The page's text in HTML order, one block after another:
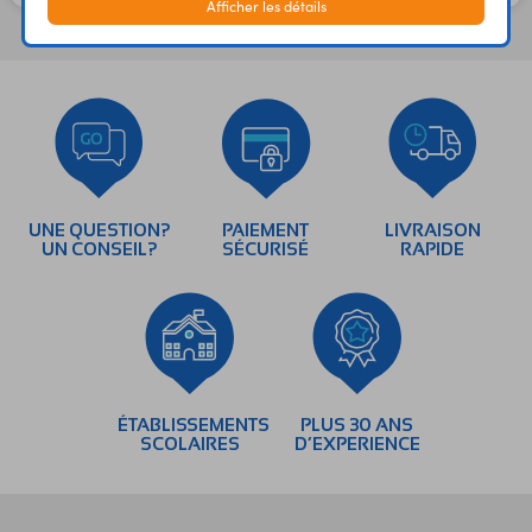
UNE QUESTION?
UN CONSEIL?
PAIEMENT
SÉCURISÉ
LIVRAISON
RAPIDE
ÉTABLISSEMENTS
SCOLAIRES
PLUS 30 ANS
D’EXPERIENCE
Afficher les détails